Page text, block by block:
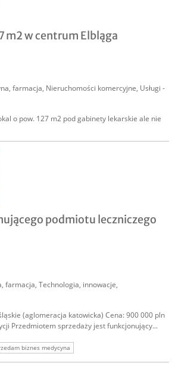
m2 w centrum Elbląga
farmacja, Nieruchomości komercyjne, Usługi -
o pow. 127 m2 pod gabinety lekarskie ale nie
podmiotu leczniczego
farmacja, Technologia, innowacje,
(aglomeracja katowicka) Cena: 900 000 pln
Przedmiotem sprzedaży jest funkcjonujący...
biznes medycyna
usługi medyczne podmiot leczniczy